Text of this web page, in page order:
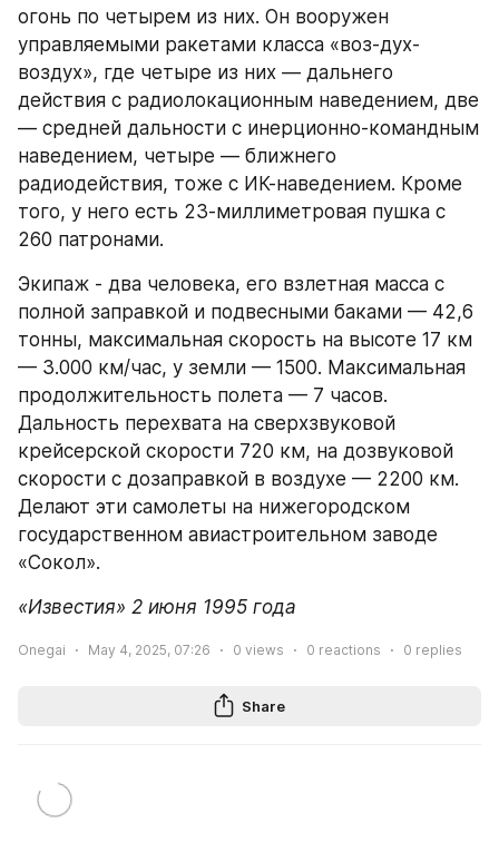
огонь по четырем из них. Он вооружен
управляемыми ракетами класса «воз-дух-
воздух», где четыре из них — дальнего
действия с радиолокационным наведением, две
— средней дальности с инерционно-командным
наведением, четыре — ближнего
радиодействия, тоже с ИК-наведением. Кроме
того, у него есть 23-миллиметровая пушка с
260 патронами.
Экипаж - два человека, его взлетная масса с
полной заправкой и подвесными баками — 42,6
тонны, максимальная скорость на высоте 17 км
— 3.000 км/час, у земли — 1500. Максимальная
продолжительность полета — 7 часов.
Дальность перехвата на сверхзвуковой
крейсерской скорости 720 км, на дозвуковой
скорости с дозаправкой в воздухе — 2200 км.
Делают эти самолеты на нижегородском
государственном авиастроительном заводе
«Сокол».
«Известия» 2 июня 1995 года
Onegai May 4, 2025, 07:26 0 views 0 reactions 0 replies
Share